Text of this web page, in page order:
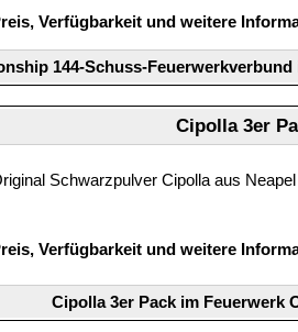
Verfügbarkeit und weitere
144-Schuss-
Cipolla 3er
Schwarzpulver Cipolla aus
Verfügbarkeit und weitere
Cipolla 3er Pack im Feuerwerk